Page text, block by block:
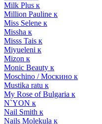
Milk Plus к
Million Pauline к
Miss Selene к
Missha к
Misss Tais к
Miyueleni к
Mizon к
Monic Beauty к
Moschino / Москино к
Mustika ratu к
My Rose of Bulgaria к
N`YON к
Nail Smith к
Nails Molekula к